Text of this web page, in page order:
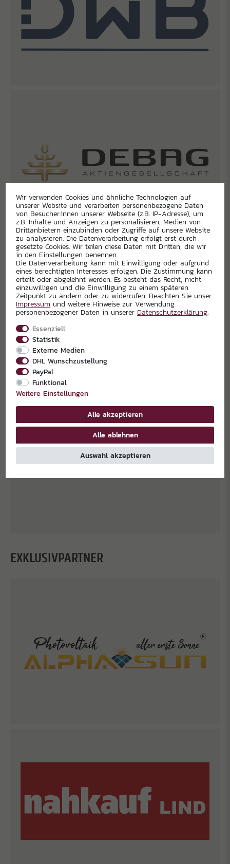
EXKLUSIVPARTNER
Wir verwenden Cookies und ähnliche Technologien auf
unserer Website und verarbeiten personenbezogene Daten
von Besucher:innen unserer Webseite (z.B. IP-Adresse), um
z.B. Inhalte und Anzeigen zu personalisieren, Medien von
Drittanbietern einzubinden oder Zugriffe auf unsere Website
zu analysieren. Die Datenverarbeitung erfolgt erst durch
gesetzte Cookies. Wir teilen diese Daten mit Dritten, die wir
in den Einstellungen benennen.
Die Datenverarbeitung kann mit Einwilligung oder aufgrund
eines berechtigten Interesses erfolgen. Die Zustimmung kann
erteilt oder abgelehnt werden. Es besteht das Recht, nicht
einzuwilligen und die Einwilligung zu einem späteren
Zeitpunkt zu ändern oder zu widerrufen. Beachten Sie unser
Impressum und weitere Hinweise zur Verwendung
personenbezogener Daten in unserer Daten­schutz­erklärung.
Essenziell
Statistik
Externe Medien
DHL Wunschzustellung
PayPal
Funktional
Weitere Einstellungen
Alle akzeptieren
Alle ablehnen
Auswahl akzeptieren